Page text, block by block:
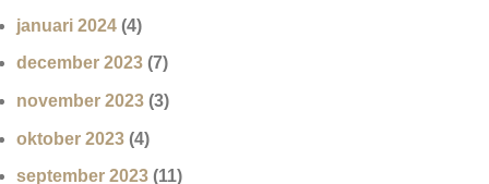
januari 2024 (4)
december 2023 (7)
november 2023 (3)
oktober 2023 (4)
september 2023 (11)